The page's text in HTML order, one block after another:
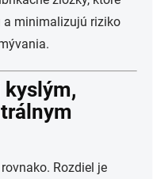
a minimalizujú riziko
Rozdiel je